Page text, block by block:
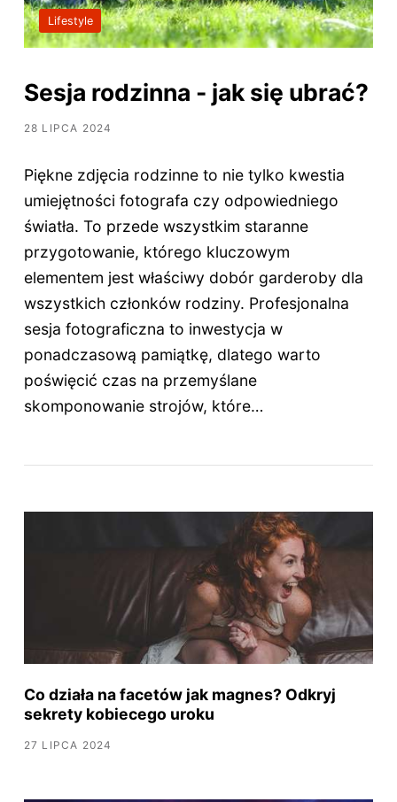
Lifestyle
Sesja rodzinna - jak się ubrać?
28 LIPCA 2024
Piękne zdjęcia rodzinne to nie tylko kwestia
umiejętności fotografa czy odpowiedniego
światła. To przede wszystkim staranne
przygotowanie, którego kluczowym
elementem jest właściwy dobór garderoby dla
wszystkich członków rodziny. Profesjonalna
sesja fotograficzna to inwestycja w
ponadczasową pamiątkę, dlatego warto
poświęcić czas na przemyślane
skomponowanie strojów, które…
Co działa na facetów jak magnes? Odkryj
sekrety kobiecego uroku
27 LIPCA 2024